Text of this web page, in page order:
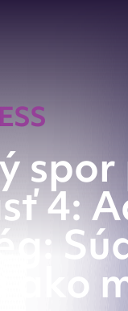
spor
4:
ako